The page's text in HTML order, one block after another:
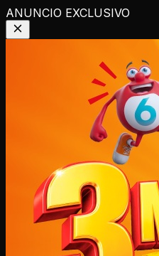
ANUNCIO EXCLUSIVO